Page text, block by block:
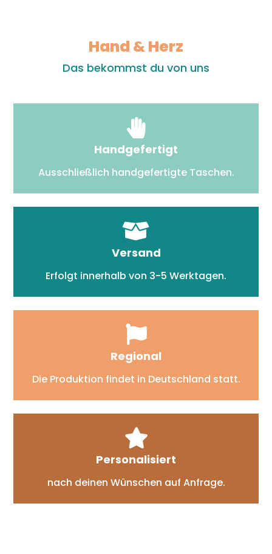
Hand & Herz
Das bekommst du von uns
Handgefertigt
Ausschließlich handgefertigte Taschen.
Versand
Erfolgt innerhalb von 3-5 Werktagen.
Regional
Die Produktion findet in Deutschland statt.
Personalisiert
nach deinen Wünschen auf Anfrage.